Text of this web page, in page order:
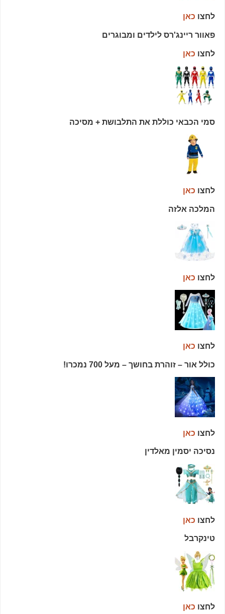
לחצו כאן
פאוור ריינג'רס לילדים ומבוגרים
לחצו כאן
סמי הכבאי כוללת את התלבושת + מסיכה
לחצו כאן
המלכה אלזה
לחצו כאן
לחצו כאן
כולל אור – זוהרת בחושך – מעל 700 נמכרו!
לחצו כאן
נסיכה יסמין מאלדין
לחצו כאן
טינקרבל
לחצו כאן